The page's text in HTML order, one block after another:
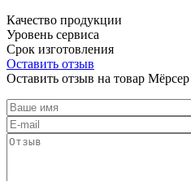
Качество продукции
Уровень сервиса
Срок изготовления
Оставить отзыв
Оставить отзыв на товар Мёрсер